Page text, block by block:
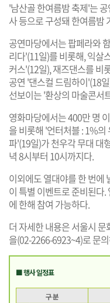
'남산골 한여름밤 축제'는
사 등으로 구성돼 한여름밤
공연마당에서는 팝페라와
리다'(11일)를 비롯해, 익살
커스'(12일), 재즈댄스를 비
공연 '댄스컬 드림하이'(18
선보이는 '환상의 마술콘서
영화마당에서는 400만 명
을 비롯해 '언터처블 : 1%의
파'(19일)가 천우각 무대 대
녁 8시부터 10시까지다.
이외에도 열대야를 한 번에
이 특별 이벤트로 준비된다
에 한해 참여 가능하다.
더 자세한 내용은 서울시
을(02-2266-6923~4)로 문
■ 행사 일정표
구 분